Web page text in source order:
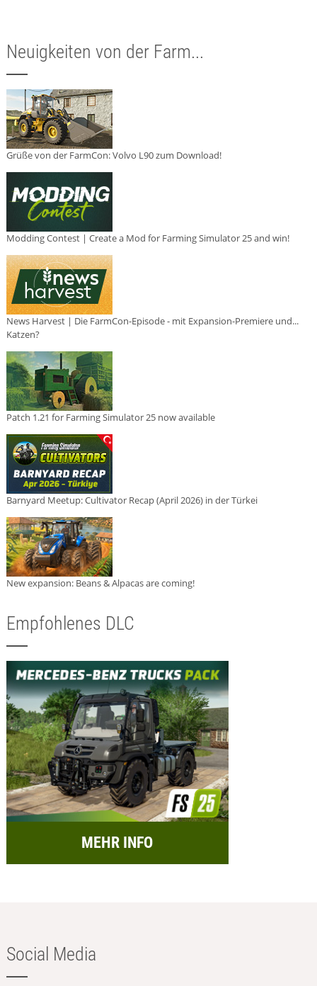
Neuigkeiten von der Farm...
Grüße von der FarmCon: Volvo L90 zum Download!
Modding Contest | Create a Mod for Farming Simulator 25 and win!
News Harvest | Die FarmCon-Episode - mit Expansion-Premiere und...
Katzen?
Patch 1.21 for Farming Simulator 25 now available
Barnyard Meetup: Cultivator Recap (April 2026) in der Türkei
New expansion: Beans & Alpacas are coming!
Empfohlenes DLC
MEHR INFO
Social Media